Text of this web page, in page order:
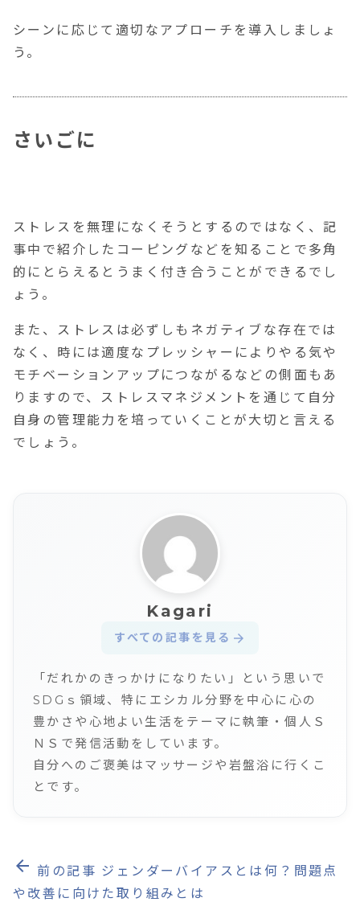
シーンに応じて適切なアプローチを導入しましょ
う。
さいごに
ストレスを無理になくそうとするのではなく、記
事中で紹介したコーピングなどを知ることで多角
的にとらえるとうまく付き合うことができるでし
ょう。
また、ストレスは必ずしもネガティブな存在では
なく、時には適度なプレッシャーによりやる気や
モチベーションアップにつながるなどの側面もあ
りますので、ストレスマネジメントを通じて自分
自身の管理能力を培っていくことが大切と言える
でしょう。
Kagari
すべての記事を見る arrow_forward
「だれかのきっかけになりたい」という思いで
SDGｓ領域、特にエシカル分野を中心に心の
豊かさや心地よい生活をテーマに執筆・個人Ｓ
ＮＳで発信活動をしています。
自分へのご褒美はマッサージや岩盤浴に行くこ
とです。
arrow_back 前の記事 ジェンダーバイアスとは何？問題点
や改善に向けた取り組みとは